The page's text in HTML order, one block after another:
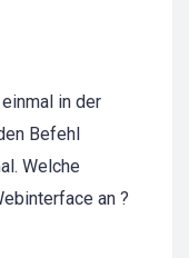
in der
Befehl
Welche
an ?